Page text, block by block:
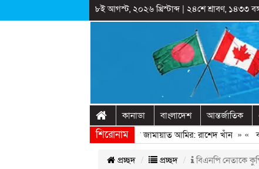
৮ই আগস্ট, ২০২৬ খ্রিস্টাব্দ| ২৪শে শ্রাবণ, ১৪৩৩
কানাডা বাংলাদেশ আন্তর্জাতিক
শিরোনাম
গণঅভ্যুত্থানের সঙ্গে প্রথম বেইমানি করেন জামায়াত আমির: রাশেদ খাঁন» «
প্রচ্ছদ প্রচ্ছদ বিএনপি নেতাকে